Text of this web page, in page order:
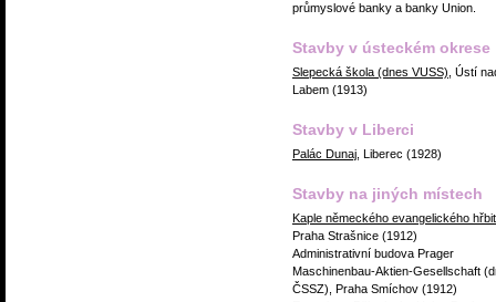
průmyslové banky a banky Union.
Stavby v ústeckém okrese
Slepecká škola (dnes VUSS) , Ústí
Labem (1913)
Stavby v Liberci
Palác Dunaj, Liberec (1928)
Stavby na jiných místech
Kaple německého evangelického
Praha Strašnice (1912)
Administrativní budova Prager
Maschinenbau-Aktien-Gesellschaft
ČSSZ), Praha Smíchov (1912)